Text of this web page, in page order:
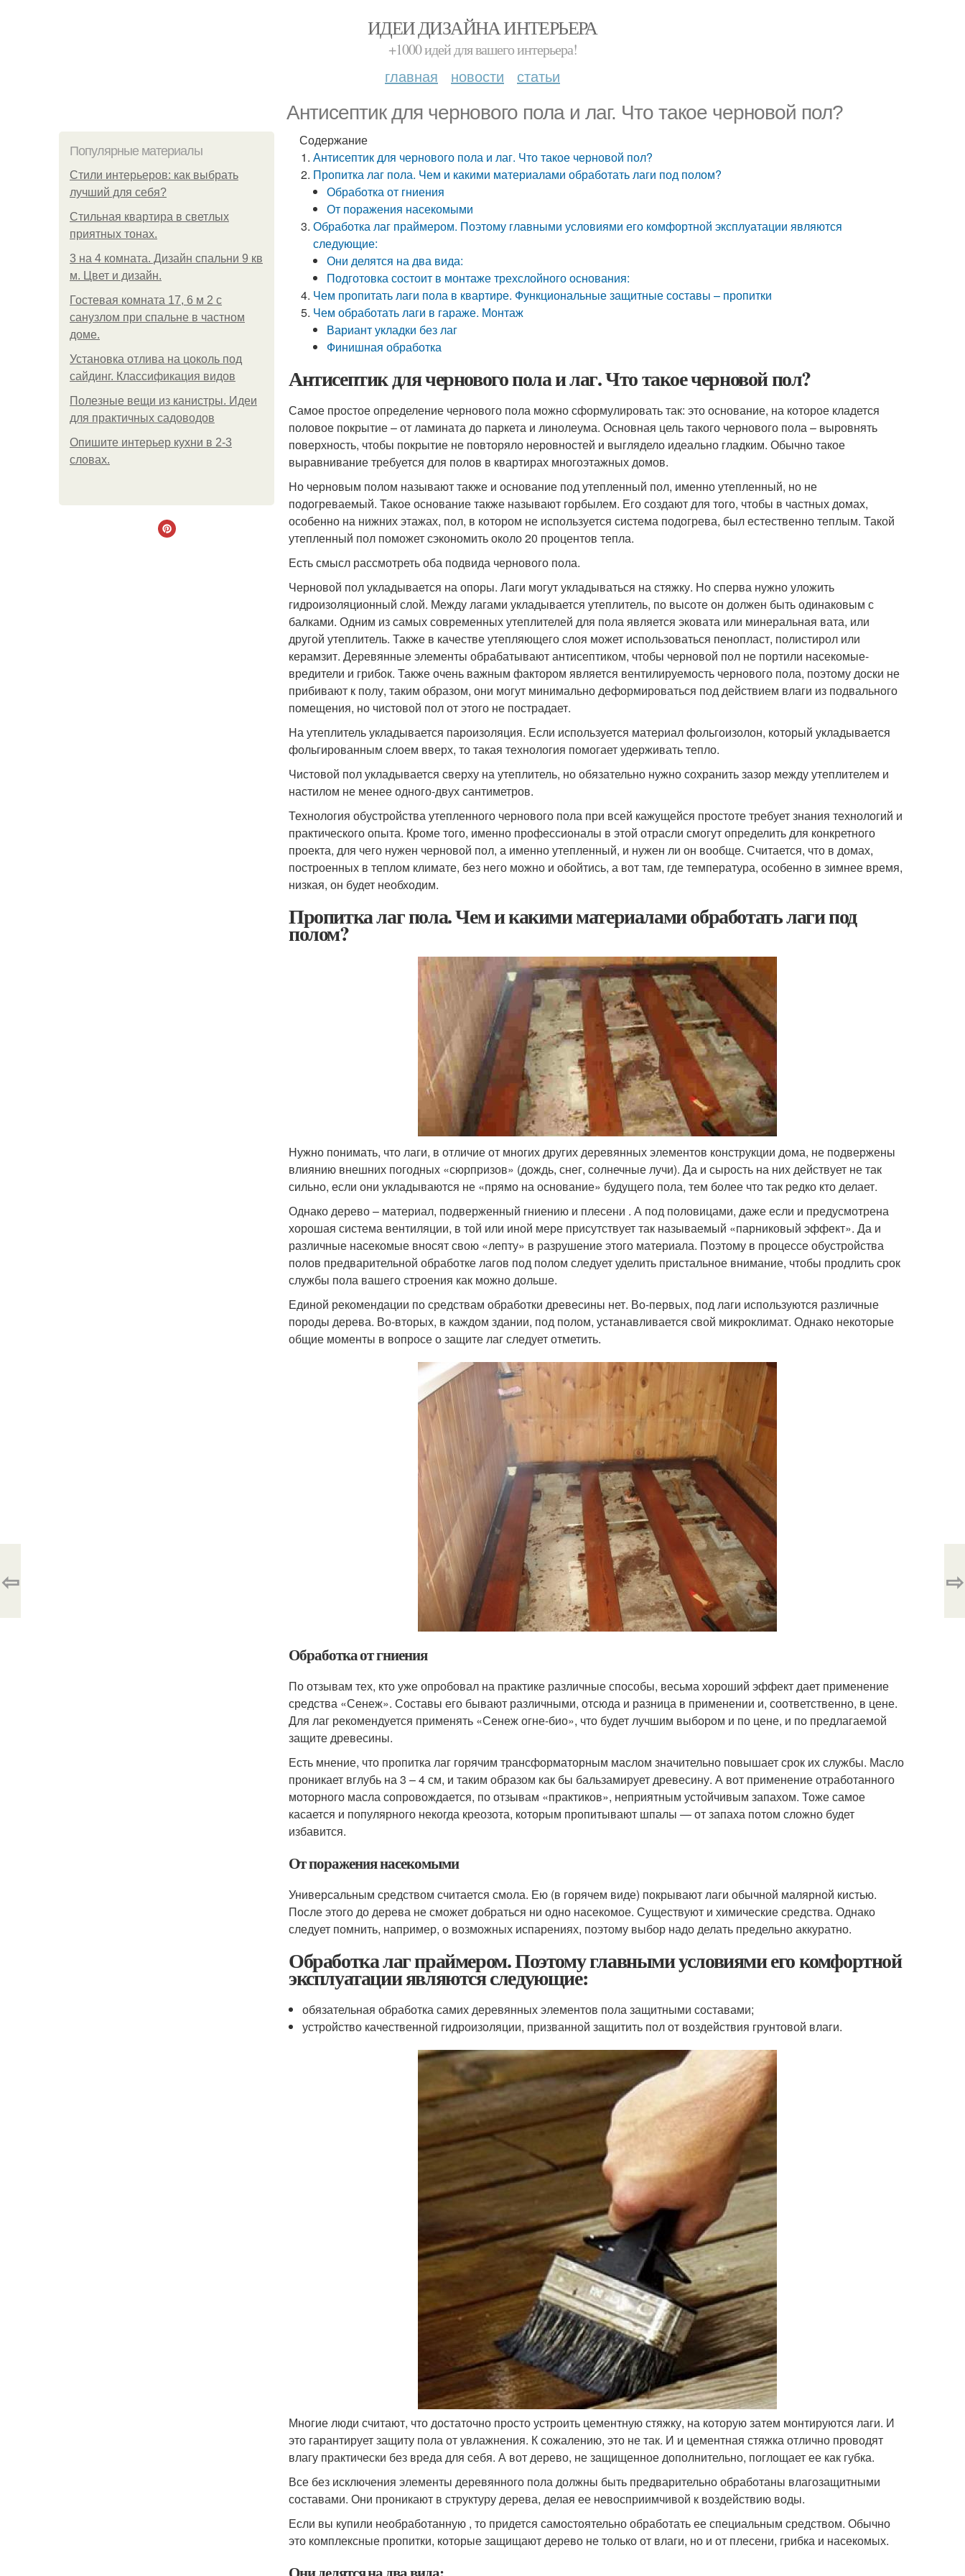
ИДЕИ ДИЗАЙНА ИНТЕРЬЕРА
+1000 идей для вашего интерьера!
главная новости статьи
Антисептик для чернового пола и лаг. Что такое черновой пол?
Популярные материалы
Стили интерьеров: как выбрать
лучший для себя?
Стильная квартира в светлых
приятных тонах.
3 на 4 комната. Дизайн спальни 9 кв
м. Цвет и дизайн.
Гостевая комната 17, 6 м 2 с
санузлом при спальне в частном
доме.
Установка отлива на цоколь под
сайдинг. Классификация видов
Полезные вещи из канистры. Идеи
для практичных садоводов
Опишите интерьер кухни в 2-3
словах.
Содержание
Антисептик для чернового пола и лаг. Что такое черновой пол?
Пропитка лаг пола. Чем и какими материалами обработать лаги под полом?
Обработка от гниения
От поражения насекомыми
Обработка лаг праймером. Поэтому главными условиями его комфортной эксплуатации являются
следующие:
Они делятся на два вида:
Подготовка состоит в монтаже трехслойного основания:
Чем пропитать лаги пола в квартире. Функциональные защитные составы – пропитки
Чем обработать лаги в гараже. Монтаж
Вариант укладки без лаг
Финишная обработка
Антисептик для чернового пола и лаг. Что такое черновой пол?
Самое простое определение чернового пола можно сформулировать так: это основание, на которое кладется
половое покрытие – от ламината до паркета и линолеума. Основная цель такого чернового пола – выровнять
поверхность, чтобы покрытие не повторяло неровностей и выглядело идеально гладким. Обычно такое
выравнивание требуется для полов в квартирах многоэтажных домов.
Но черновым полом называют также и основание под утепленный пол, именно утепленный, но не
подогреваемый. Такое основание также называют горбылем. Его создают для того, чтобы в частных домах,
особенно на нижних этажах, пол, в котором не используется система подогрева, был естественно теплым. Такой
утепленный пол поможет сэкономить около 20 процентов тепла.
Есть смысл рассмотреть оба подвида чернового пола.
Черновой пол укладывается на опоры. Лаги могут укладываться на стяжку. Но сперва нужно уложить
гидроизоляционный слой. Между лагами укладывается утеплитель, по высоте он должен быть одинаковым с
балками. Одним из самых современных утеплителей для пола является эковата или минеральная вата, или
другой утеплитель. Также в качестве утепляющего слоя может использоваться пенопласт, полистирол или
керамзит. Деревянные элементы обрабатывают антисептиком, чтобы черновой пол не портили насекомые-
вредители и грибок. Также очень важным фактором является вентилируемость чернового пола, поэтому доски не
прибивают к полу, таким образом, они могут минимально деформироваться под действием влаги из подвального
помещения, но чистовой пол от этого не пострадает.
На утеплитель укладывается пароизоляция. Если используется материал фольгоизолон, который укладывается
фольгированным слоем вверх, то такая технология помогает удерживать тепло.
Чистовой пол укладывается сверху на утеплитель, но обязательно нужно сохранить зазор между утеплителем и
настилом не менее одного-двух сантиметров.
Технология обустройства утепленного чернового пола при всей кажущейся простоте требует знания технологий и
практического опыта. Кроме того, именно профессионалы в этой отрасли смогут определить для конкретного
проекта, для чего нужен черновой пол, а именно утепленный, и нужен ли он вообще. Считается, что в домах,
построенных в теплом климате, без него можно и обойтись, а вот там, где температура, особенно в зимнее время,
низкая, он будет необходим.
Пропитка лаг пола. Чем и какими материалами обработать лаги под
полом?
Нужно понимать, что лаги, в отличие от многих других деревянных элементов конструкции дома, не подвержены
влиянию внешних погодных «сюрпризов» (дождь, снег, солнечные лучи). Да и сырость на них действует не так
сильно, если они укладываются не «прямо на основание» будущего пола, тем более что так редко кто делает.
Однако дерево – материал, подверженный гниению и плесени . А под половицами, даже если и предусмотрена
хорошая система вентиляции, в той или иной мере присутствует так называемый «парниковый эффект». Да и
различные насекомые вносят свою «лепту» в разрушение этого материала. Поэтому в процессе обустройства
полов предварительной обработке лагов под полом следует уделить пристальное внимание, чтобы продлить срок
службы пола вашего строения как можно дольше.
Единой рекомендации по средствам обработки древесины нет. Во-первых, под лаги используются различные
породы дерева. Во-вторых, в каждом здании, под полом, устанавливается свой микроклимат. Однако некоторые
общие моменты в вопросе о защите лаг следует отметить.
Обработка от гниения
По отзывам тех, кто уже опробовал на практике различные способы, весьма хороший эффект дает применение
средства «Сенеж». Составы его бывают различными, отсюда и разница в применении и, соответственно, в цене.
Для лаг рекомендуется применять «Сенеж огне-био», что будет лучшим выбором и по цене, и по предлагаемой
защите древесины.
Есть мнение, что пропитка лаг горячим трансформаторным маслом значительно повышает срок их службы. Масло
проникает вглубь на 3 – 4 см, и таким образом как бы бальзамирует древесину. А вот применение отработанного
моторного масла сопровождается, по отзывам «практиков», неприятным устойчивым запахом. Тоже самое
касается и популярного некогда креозота, которым пропитывают шпалы — от запаха потом сложно будет
избавится.
От поражения насекомыми
Универсальным средством считается смола. Ею (в горячем виде) покрывают лаги обычной малярной кистью.
После этого до дерева не сможет добраться ни одно насекомое. Существуют и химические средства. Однако
следует помнить, например, о возможных испарениях, поэтому выбор надо делать предельно аккуратно.
Обработка лаг праймером. Поэтому главными условиями его комфортной
эксплуатации являются следующие:
обязательная обработка самих деревянных элементов пола защитными составами;
устройство качественной гидроизоляции, призванной защитить пол от воздействия грунтовой влаги.
Многие люди считают, что достаточно просто устроить цементную стяжку, на которую затем монтируются лаги. И
это гарантирует защиту пола от увлажнения. К сожалению, это не так. И и цементная стяжка отлично проводят
влагу практически без вреда для себя. А вот дерево, не защищенное дополнительно, поглощает ее как губка.
Все без исключения элементы деревянного пола должны быть предварительно обработаны влагозащитными
составами. Они проникают в структуру дерева, делая ее невосприимчивой к воздействию воды.
Если вы купили необработанную , то придется самостоятельно обработать ее специальным средством. Обычно
это комплексные пропитки, которые защищают дерево не только от влаги, но и от плесени, грибка и насекомых.
⇦ ⇨